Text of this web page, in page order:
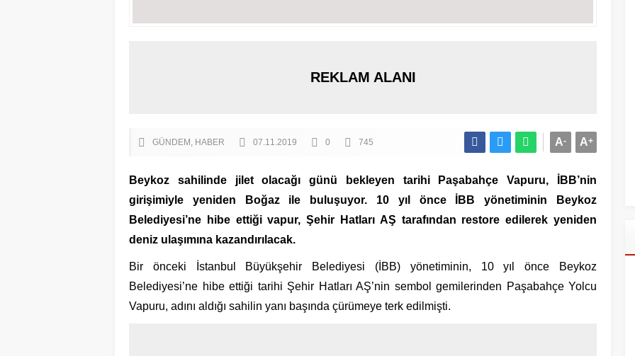
REKLAM ALANI
GÜNDEM HABER 07.11.2019 0 745 A+
A-
Beykoz sahilinde jilet olacağı günü bekleyen tarihi Paşabahçe Vapuru, İBB’nin
girişimiyle yeniden Boğaz ile buluşuyor. 10 yıl önce İBB yönetiminin Beykoz
Belediyesi’ne hibe ettiği vapur, Şehir Hatları AŞ tarafından restore edilerek yeniden
deniz ulaşımına kazandırılacak.
Bir önceki İstanbul Büyükşehir Belediyesi (İBB) yönetiminin, 10 yıl önce Beykoz
Belediyesi’ne hibe ettiği tarihi Şehir Hatları AŞ’nin sembol gemilerinden Paşabahçe Yolcu
Vapuru, adını aldığı sahilin yanı başında çürümeye terk edilmişti.